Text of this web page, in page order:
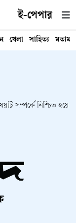
ই-পেপার
খেলা সাহিত্য মতামত
সম্পর্কে নিশ্চিত হয়ে